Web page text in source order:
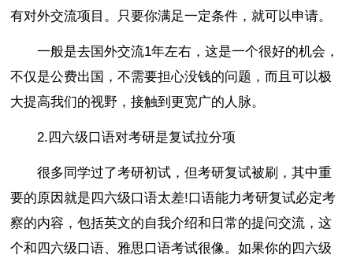
有对外交流项目。只要你满足一定条件，就可以申请。
一般是去国外交流1年左右，这是一个很好的机会，
不仅是公费出国，不需要担心没钱的问题，而且可以极
大提高我们的视野，接触到更宽广的人脉。
2.四六级口语对考研是复试拉分项
很多同学过了考研初试，但考研复试被刷，其中重
要的原因就是四六级口语太差!口语能力考研复试必定考
察的内容，包括英文的自我介绍和日常的提问交流，这
个和四六级口语、雅思口语考试很像。如果你的四六级